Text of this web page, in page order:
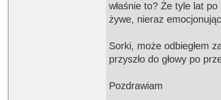
właśnie to? Że tyle lat
żywe, nieraz
Sorki, może odbiegłem
przyszło do głowy po
Pozdrawiam